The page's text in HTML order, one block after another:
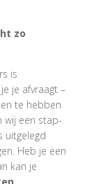
zo
is
je afvraagt –
te hebben
wij een stap-
uitgelegd
Heb je een
kan je